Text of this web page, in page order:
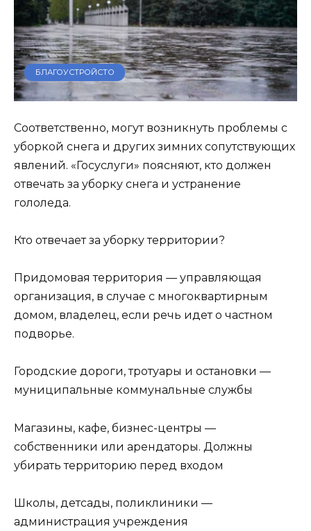
БЛАГОУСТРОЙСТО
Соответственно, могут возникнуть проблемы с
уборкой снега и других зимних сопутствующих
явлений. «Госуслуги» поясняют, кто должен
отвечать за уборку снега и устранение
гололеда.
Кто отвечает за уборку территории?
Придомовая территория — управляющая
организация, в случае с многоквартирным
домом, владелец, если речь идет о частном
подворье.
Городские дороги, тротуары и остановки —
муниципальные коммунальные службы
Магазины, кафе, бизнес-центры —
собственники или арендаторы. Должны
убирать территорию перед входом
Школы, детсады, поликлиники —
администрация учреждения